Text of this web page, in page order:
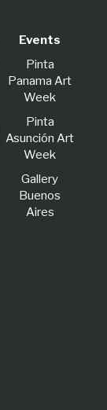
Events
Pinta
Panama Art
Week
Pinta
Asunción Art
Week
Gallery
Buenos
Aires